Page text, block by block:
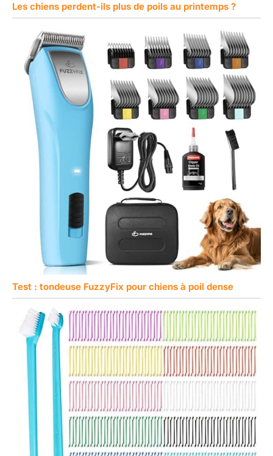
Les chiens perdent-ils plus de poils au printemps ?
Test : tondeuse FuzzyFix pour chiens à poil dense